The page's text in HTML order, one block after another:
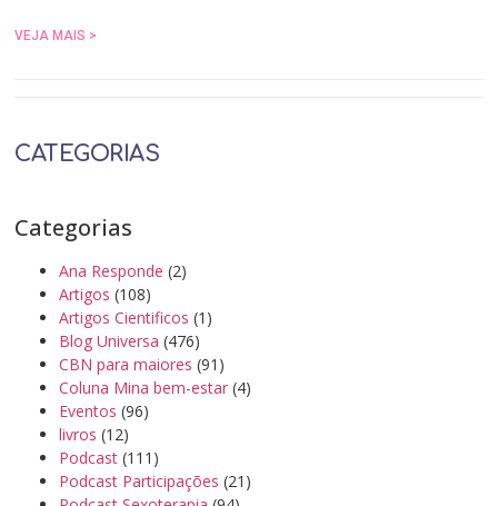
VEJA MAIS >
CATEGORIAS
Categorias
Ana Responde (2)
Artigos (108)
Artigos Cientificos (1)
Blog Universa (476)
CBN para maiores (91)
Coluna Mina bem-estar (4)
Eventos (96)
livros (12)
Podcast (111)
Podcast Participações (21)